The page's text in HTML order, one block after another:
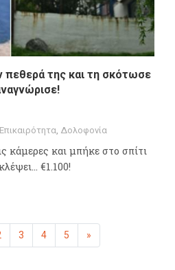
πεθερά της και τη σκότωσε
Επικαιρότητα Δολοφονία
κάμερες και μπήκε στο σπίτι
€1.100!
3 4 5 »